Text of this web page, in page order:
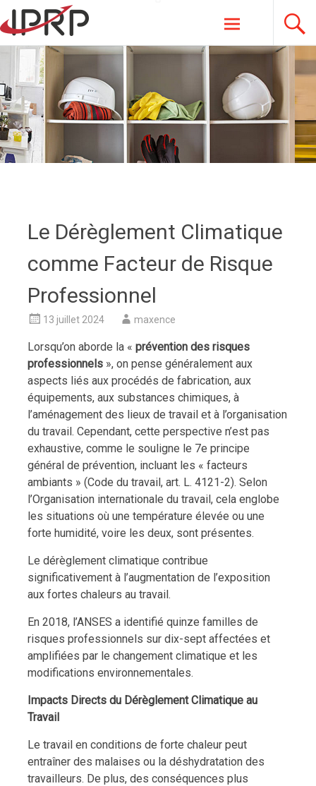
Aller
au
principal
IPRP
Le Dérèglement Climatique
comme Facteur de Risque
Professionnel
13 juillet 2024 maxence
Lorsqu’on aborde la « prévention des risques
professionnels», on pense généralement aux
aspects liés aux procédés de fabrication, aux
équipements, aux substances chimiques, à
l’aménagement des lieux de travail et à l’organisation
du travail. Cependant, cette perspective n’est pas
exhaustive, comme le souligne le 7e principe
général de prévention, incluant les « facteurs
ambiants » (Code du travail, art. L. 4121-2). Selon
l’Organisation internationale du travail, cela englobe
les situations où une température élevée ou une
forte humidité, voire les deux, sont présentes.
Le dérèglement climatique contribue
significativement à l’augmentation de l’exposition
aux fortes chaleurs au travail.
En 2018, l’ANSES a identifié quinze familles de
risques professionnels sur dix-sept affectées et
amplifiées par le changement climatique et les
modifications environnementales.
Impacts Directs du Dérèglement Climatique au
Travail
Le travail en conditions de forte chaleur peut
entraîner des malaises ou la déshydratation des
travailleurs. De plus, des conséquences plus